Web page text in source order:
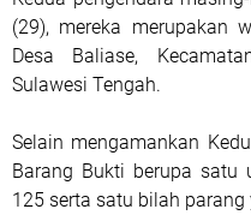
(29), mereka merupakan
Desa Baliase,
Sulawesi Tengah.
Selain mengamankan
Barang Bukti berupa satu
125 serta satu bilah